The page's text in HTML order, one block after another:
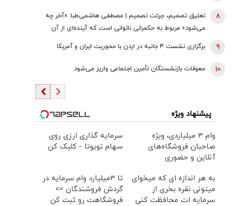
تعلیق تصمیم، جرئت تصمیم | مصطفی هاشمی‌طبا: «آخر چه
می‌شود» مربوط به حکمرانی ناتوانی است که آینده‌ای از آن
خود نمی‌بیند
8
برگزاری نشست ۴ جانبه در اردن با محوریت ایران و آمریکا 9
معوقات بازنشستگان تأمین اجتماعی واریز می‌شود 10
پیشنهاد ویژه
وام ۳ میلیاردی، ویژه
صاحبان فروشگاه‌های
آنلاین و حضوری
سرمایه گذاری ارزی روی
سهام تویوتا - کلیک کن
به هر اندازه ای که میخوای
میتونی نقره بخری از
سرمایه ات محافظت کنی
تا 3میلیارد وام سرمایه در
گردش فروشندگان =>
فروشگاهت رو ثبت کن